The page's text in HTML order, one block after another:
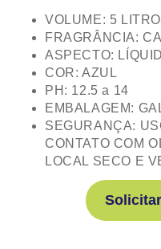
VOLUME: 5
FRAGRÂNCIA:
ASPECTO:
COR: AZUL
PH: 12.5 a 14
EMBALAGEM:
SEGURANÇA:
CONTATO COM
LOCAL SECO E